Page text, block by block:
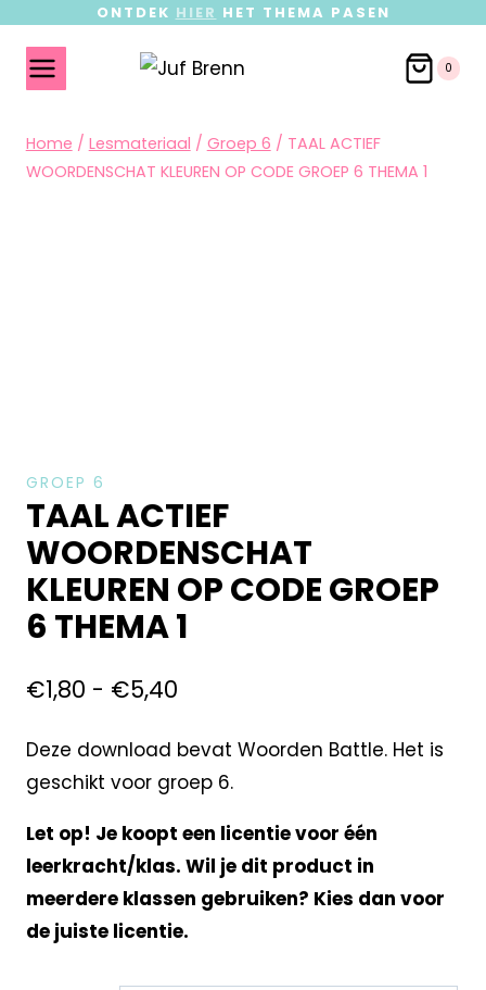
ONTDEK HIER HET THEMA PASEN
0
Home / Lesmateriaal / Groep 6 / TAAL ACTIEF
WOORDENSCHAT KLEUREN OP CODE GROEP 6 THEMA 1
GROEP 6
TAAL ACTIEF
WOORDENSCHAT
KLEUREN OP CODE GROEP
6 THEMA 1
€1,80 - €5,40
Deze download bevat Woorden Battle. Het is
geschikt voor groep 6.
Let op! Je koopt een licentie voor één
leerkracht/klas. Wil je dit product in
meerdere klassen gebruiken? Kies dan voor
de juiste licentie.